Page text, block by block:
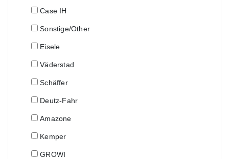
Case IH
Sonstige/Other
Eisele
Väderstad
Schäffer
Deutz-Fahr
Amazone
Kemper
GROWI